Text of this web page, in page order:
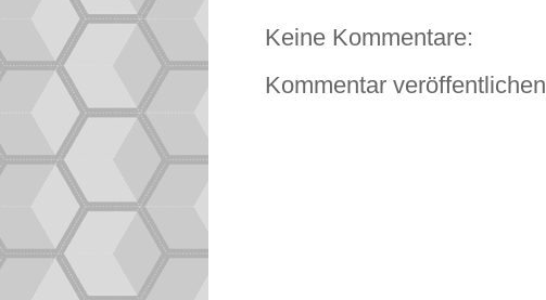
Keine Kommentare:
Kommentar veröffentlichen